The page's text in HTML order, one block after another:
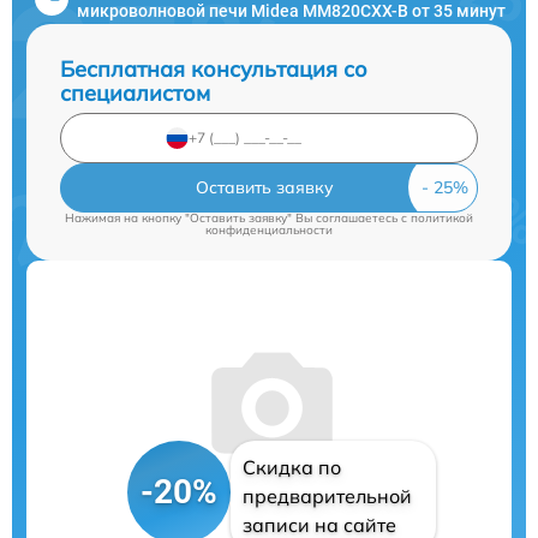
микроволновой печи Midea MM820CXX-B от 35 минут
Бесплатная консультация со
специалистом
Оставить заявку
Нажимая на кнопку "Оставить заявку" Вы соглашаетесь cполитикой
конфиденциальности
-20%
Скидка по
предварительной
записи на сайте